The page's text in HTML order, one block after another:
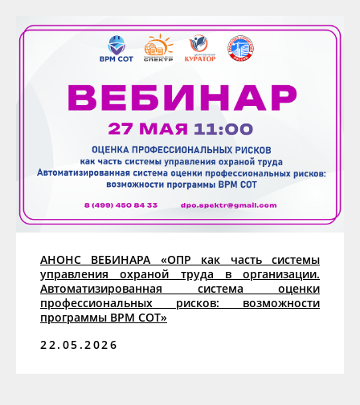
АНОНС ВЕБИНАРА «ОПР как часть системы
управления охраной труда в организации.
Автоматизированная система оценки
профессиональных рисков: возможности
программы ВРМ СОТ»
22.05.2026